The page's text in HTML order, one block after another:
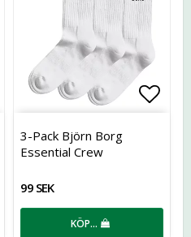
till i favoritlistan
3-Pack Björn Borg
Essential Crew
99 SEK
KÖP…